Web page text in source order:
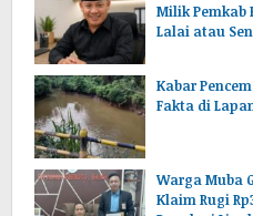
Milik Pemkab
Lalai atau
Kabar
Fakta di
Warga Muba
Klaim Rugi